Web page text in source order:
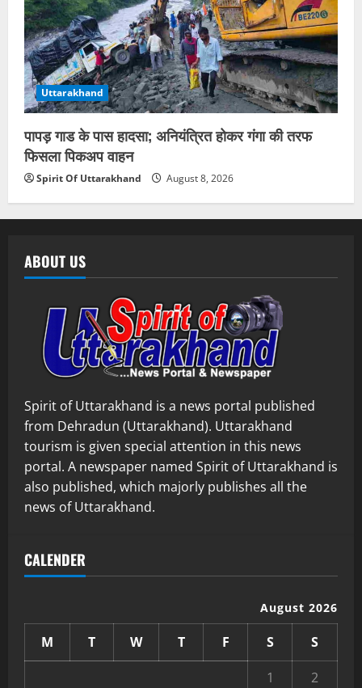
Uttarakhand
पापड़ गाड के पास हादसा; अनियंत्रित होकर गंगा की तरफ
फिसला पिकअप वाहन
Spirit Of Uttarakhand August 8, 2026
ABOUT US
Spirit of Uttarakhand is a news portal published
from Dehradun (Uttarakhand). Uttarakhand
tourism is given special attention in this news
portal. A newspaper named Spirit of Uttarakhand is
also published, which majorly publishes all the
news of Uttarakhand.
CALENDER
August 2026
M T W T F S
S
1
2